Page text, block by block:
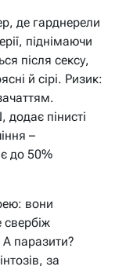
де гарднерели
піднімаючи
після сексу,
й сірі. Ризик:
пінисті
–
до 50%
вони
А паразити?
за